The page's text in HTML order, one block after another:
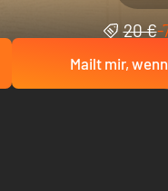
20 €-
Mailt mir,